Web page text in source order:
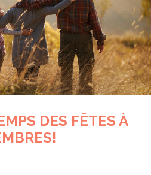
DES FÊTES À